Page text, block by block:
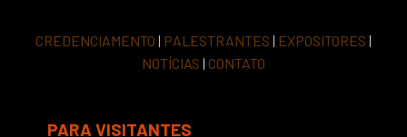
CREDENCIAMENTO | PALESTRANTES | EXPOSITORES |
NOTÍCIAS | CONTATO
PARA VISITANTES